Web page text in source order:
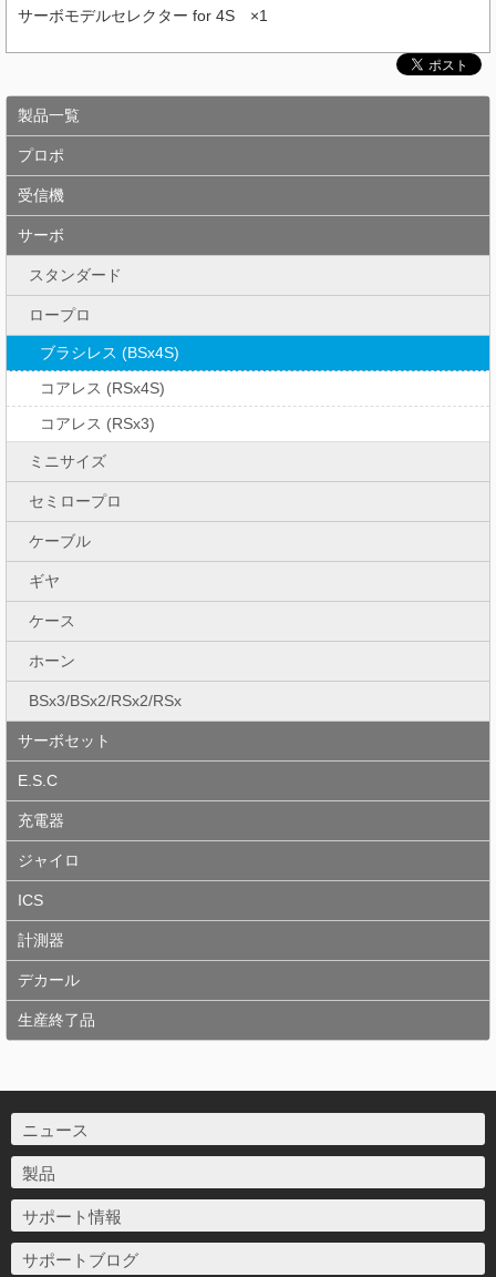
サーボモデルセレクター for 4S ×1
製品一覧
プロポ
受信機
サーボ
スタンダード
ロープロ
ブラシレス (BSx4S)
コアレス (RSx4S)
コアレス (RSx3)
ミニサイズ
セミロープロ
ケーブル
ギヤ
ケース
ホーン
BSx3/BSx2/RSx2/RSx
サーボセット
E.S.C
充電器
ジャイロ
ICS
計測器
デカール
生産終了品
ニュース
製品
サポート情報
サポートブログ